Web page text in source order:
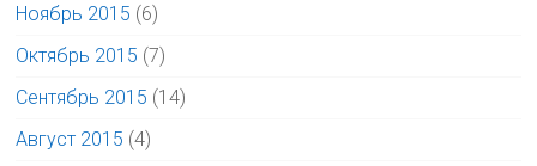
Ноябрь 2015 (6)
Октябрь 2015 (7)
Сентябрь 2015 (14)
Август 2015 (4)